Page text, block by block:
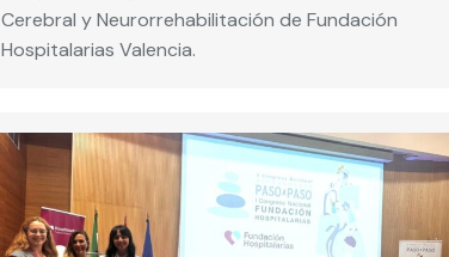
Cerebral y Neurorrehabilitación de Fundación
Hospitalarias Valencia.